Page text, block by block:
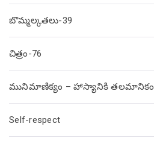
బొమ్మల్కతలు-39
చిత్రం-76
మునిమాణిక్యం – హాస్యానికి తలమానికం
Self-respect